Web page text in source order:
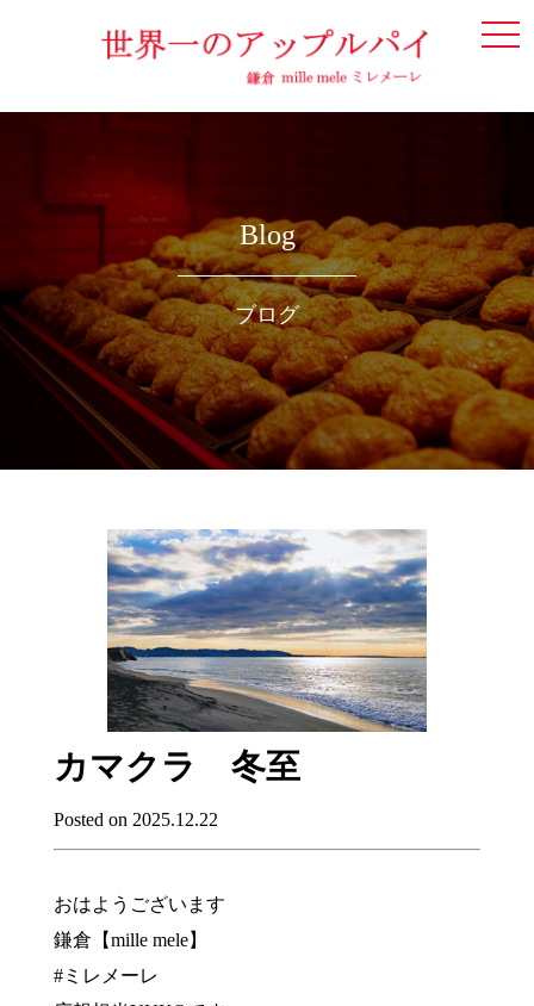
Blog
ブログ
カマクラ 冬至
Posted on 2025.12.22
おはようございます
鎌倉【mille mele】
#ミレメーレ